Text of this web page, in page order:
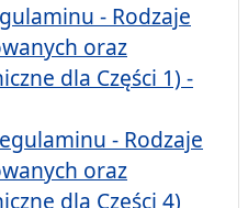
- Rodzaje
oraz
dla Części 1) -
- Rodzaje
oraz
dla Części 4)